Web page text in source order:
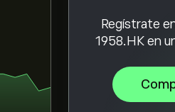
Regístrate
1958.HK en